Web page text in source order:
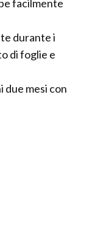
facilmente
durante i
di foglie e
due mesi con